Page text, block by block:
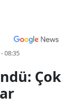
08:35
Çok